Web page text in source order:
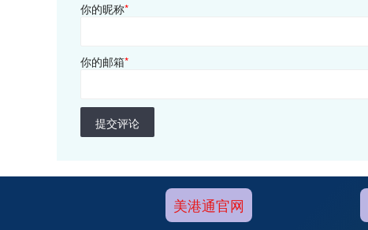
你的昵称*
你的邮箱*
提交评论
美港通官网